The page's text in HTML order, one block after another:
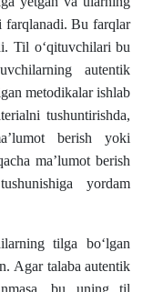
farqlanadi. Bu farqlar
Til o‘qituvchilari bu
autentik
metodikalar ishlab
tushuntirishda,
berish yoki
ma’lumot berish
yordam
tilga bo‘lgan
Agar talaba autentik